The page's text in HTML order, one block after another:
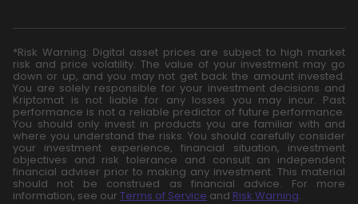
*Risk Warning: Digital asset prices are subject to high market
risk and price volatility. The value of your investment may go
down or up, and you may not get back the amount invested.
You are solely responsible for your investment decisions and
Kriptomat is not liable for any losses you may incur. Past
performance is not a reliable predictor of future performance.
You should only invest in products you are familiar with and
where you understand the risks. You should carefully consider
your investment experience, financial situation, investment
objectives and risk tolerance and consult an independent
financial adviser prior to making any investment. This material
should not be construed as financial advice. For more
information, see our Terms of Service and Risk Warning.